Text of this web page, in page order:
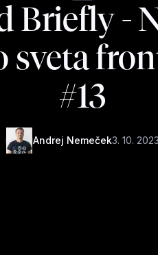
Briefly -
sveta
#13
Andrej Nemeček3. 10. 2023